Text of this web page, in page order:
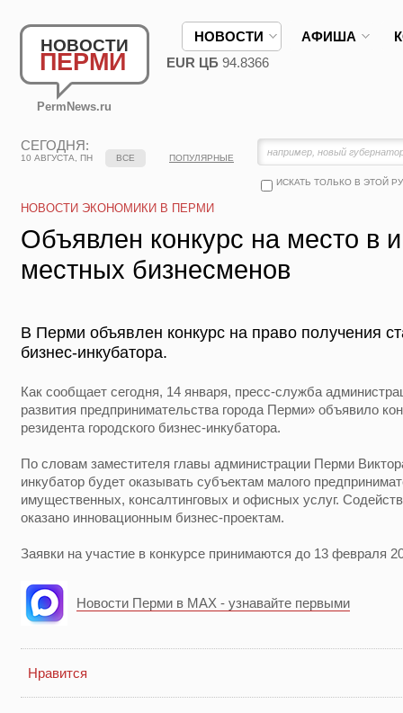
НОВОСТИ
ПЕРМИ
PermNews.ru
НОВОСТИ АФИША
EUR ЦБ 94.8366
СЕГОДНЯ:
10 АВГУСТА, ПН
ИСКАТЬ ТОЛЬКО В ЭТОЙ
ВСЕ ПОПУЛЯРНЫЕ
НОВОСТИ ЭКОНОМИКИ В ПЕРМИ
Объявлен конкурс на место в
местных бизнесменов
В Перми объявлен конкурс на право получения
бизнес-инкубатора.
Как сообщает сегодня, 14 января, пресс-служба
развития предпринимательства города Перми» объявило
резидента городского бизнес-инкубатора.
По словам заместителя главы администрации Перми
инкубатор будет оказывать субъектам малого
имущественных, консалтинговых и офисных услуг.
оказано инновационным бизнес-проектам.
Заявки на участие в конкурсе принимаются до 13 февраля
Новости Перми в MAX - узнавайте первыми
Нравится